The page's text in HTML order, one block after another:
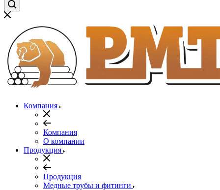
Компания
Компания
О компании
Продукция
Продукция
Медные трубы и фитинги